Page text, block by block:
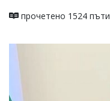
прочетено 1524 пъти